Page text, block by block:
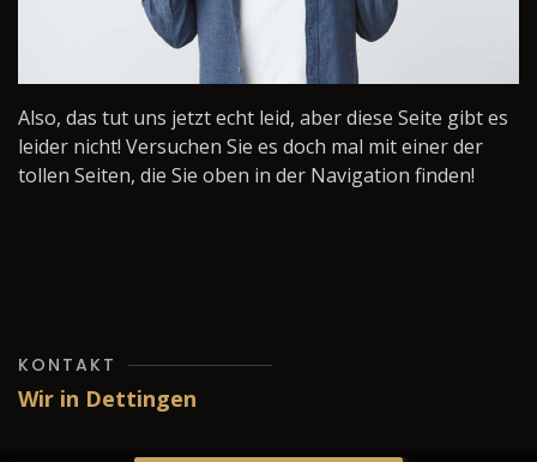
Also, das tut uns jetzt echt leid, aber diese Seite gibt es
leider nicht! Versuchen Sie es doch mal mit einer der
tollen Seiten, die Sie oben in der Navigation finden!
KONTAKT
Wir in Dettingen